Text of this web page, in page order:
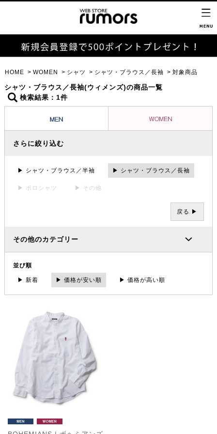
HOME WOMEN シャツ シャツ・ブラウス／長袖 対象商品
シャツ・ブラウス／長袖(ウィメンズ)の商品一覧
検索結果：1件
さらに絞り込む
▶ シャツ・ブラウス／半袖 ▶ シャツ・ブラウス／長袖
▶ ポロシャツ ▶ その他
戻る ▶
その他のカテゴリー
並び順
▶ 新着 ▶ 価格が安い順 ▶ 価格が高い順